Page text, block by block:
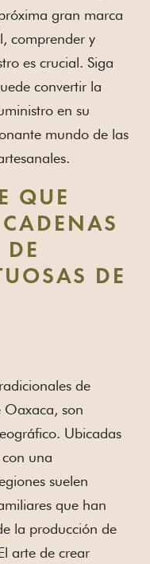
gran marca
comprender y
es crucial. Siga
convertir la
en su
mundo de las
QUE
DE
de
Oaxaca, son
Ubicadas
una
suelen
que han
la producción de
arte de crear